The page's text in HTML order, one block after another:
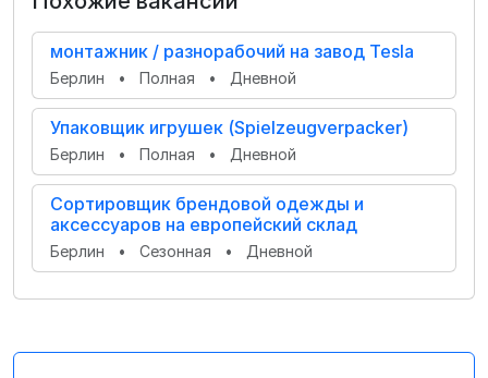
монтажник / разнорабочий на завод Tesla
Берлин • Полная • Дневной
Упаковщик игрушек (Spielzeugverpacker)
Берлин • Полная • Дневной
Сортировщик брендовой одежды и
аксессуаров на европейский склад
Берлин • Сезонная • Дневной